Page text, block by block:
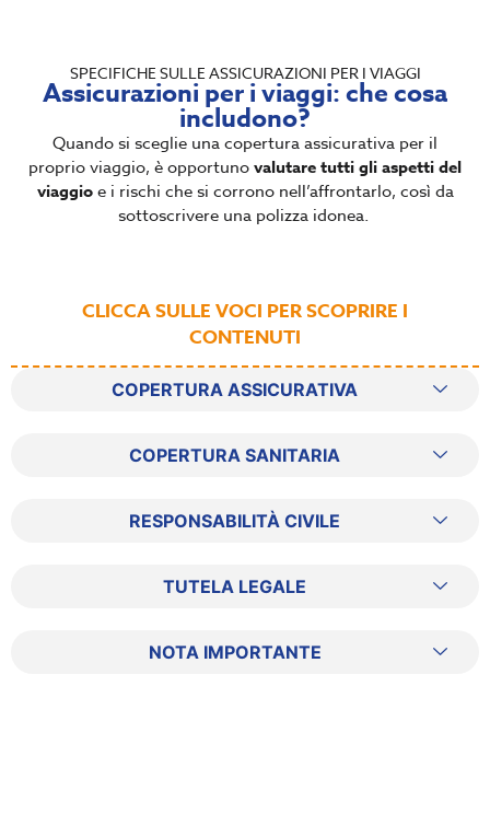
SPECIFICHE SULLE ASSICURAZIONI PER I VIAGGI
Assicurazioni per i viaggi: che cosa
includono?
Quando si sceglie una copertura assicurativa per il
proprio viaggio, è opportunovalutare tutti gli aspetti del
viaggioe i rischi che si corrono nell’affrontarlo, così da
sottoscrivere una polizza idonea.
CLICCA SULLE VOCI PER SCOPRIRE I
CONTENUTI
COPERTURA ASSICURATIVA
COPERTURA SANITARIA
RESPONSABILITÀ CIVILE
TUTELA LEGALE
NOTA IMPORTANTE